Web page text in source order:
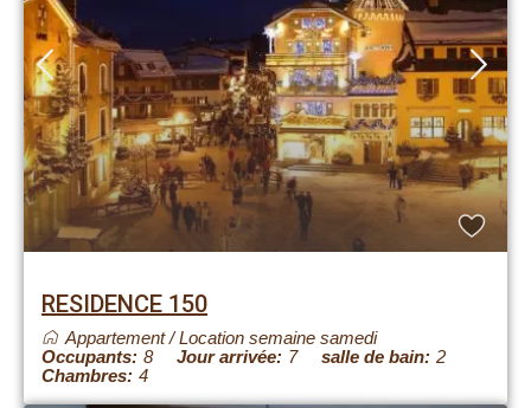
RESIDENCE 150
Appartement/Location semaine samedi
Occupants: 8 Jour arrivée: 7 salle de bain: 2
Chambres: 4